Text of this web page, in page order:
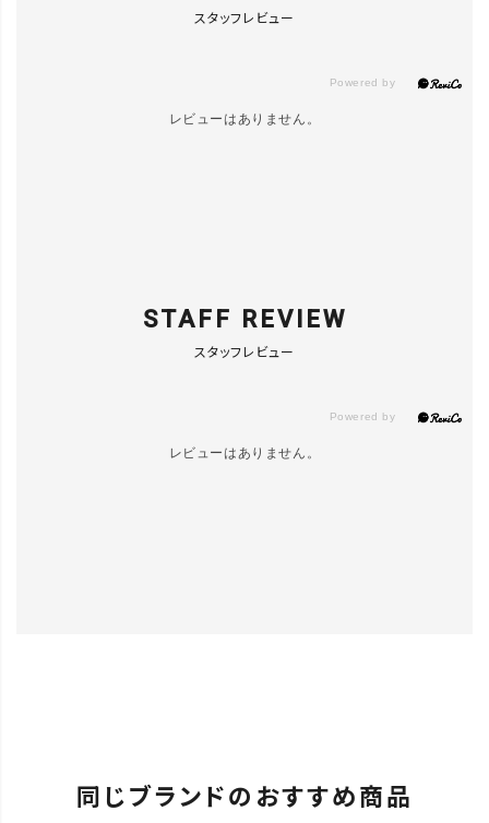
スタッフレビュー
レビューはありません。
STAFF REVIEW
スタッフレビュー
レビューはありません。
同じブランドのおすすめ商品